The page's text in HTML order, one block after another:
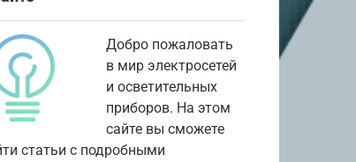
Добро пожаловать
в мир электросетей
и осветительных
приборов. На этом
сайте вы сможете
статьи с подробными